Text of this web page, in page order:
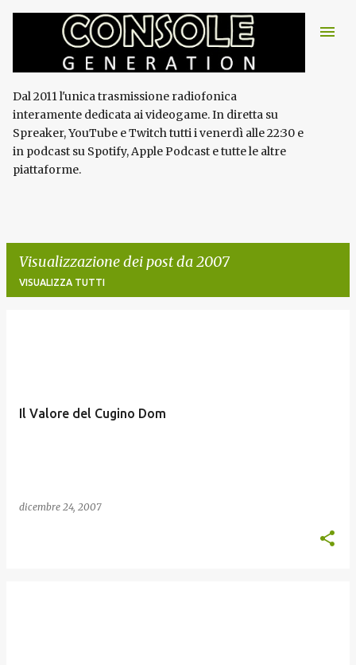
Passa ai contenuti principali
Dal 2011 l'unica trasmissione radiofonica
interamente dedicata ai videogame. In diretta su
Spreaker, YouTube e Twitch tutti i venerdì alle 22:30 e
in podcast su Spotify, Apple Podcast e tutte le altre
piattaforme.
Visualizzazione dei post da 2007
VISUALIZZA TUTTI
Il Valore del Cugino Dom
dicembre 24, 2007